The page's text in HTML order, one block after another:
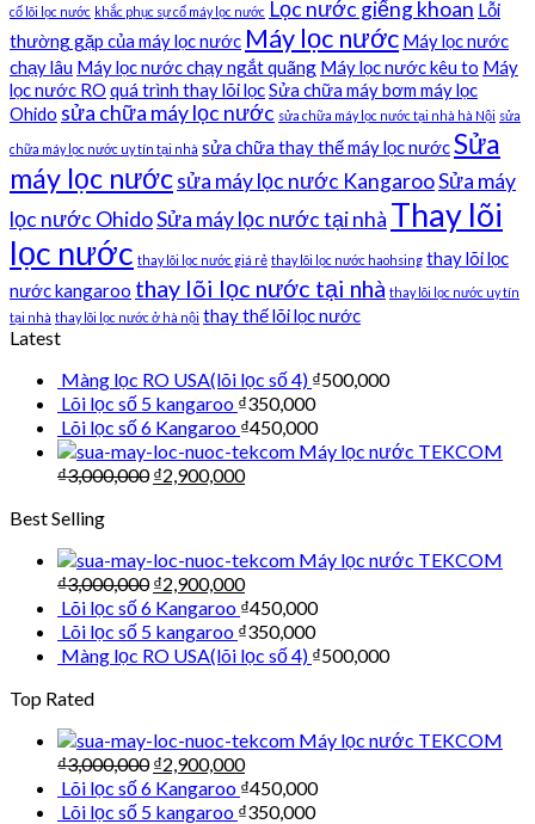
cố lõi lọc nước khắc phục sự cố máy lọc nước Lọc nước giếng khoan Lỗi
thường gặp của máy lọc nước Máy lọc nước Máy lọc nước
chạy lâu Máy lọc nước chạy ngắt quãng Máy lọc nước kêu to Máy
lọc nước RO quá trình thay lõi lọcSửa chữa máy bơm máy lọc
Ohido sửa chữa máy lọc nước sửa chữa máy lọc nước tại nhà hà Nội sửa
chữa máy lọc nước uy tín tại nhà sửa chữa thay thế máy lọc nướcSửa
máy lọc nướcsửa máy lọc nước KangarooSửa máy
lọc nước OhidoSửa máy lọc nước tại nhà Thay lõi
lọc nước thay lõi lọc nước giá rẻ thay lõi lọc nước haohsing thay lõi lọc
nước kangaroo thay lõi lọc nước tại nhà thay lõi lọc nước uy tín
tại nhà thay lõi lọc nước ở hà nội thay thế lõi lọc nước
Latest
Màng lọc RO USA(lõi lọc số 4) ₫500,000
Lõi lọc số 5 kangaroo ₫350,000
Lõi lọc số 6 Kangaroo ₫450,000
Máy lọc nước TEKCOM
₫3,000,000 ₫2,900,000
Best Selling
Máy lọc nước TEKCOM
₫3,000,000 ₫2,900,000
Lõi lọc số 6 Kangaroo ₫450,000
Lõi lọc số 5 kangaroo ₫350,000
Màng lọc RO USA(lõi lọc số 4) ₫500,000
Top Rated
Máy lọc nước TEKCOM
₫3,000,000 ₫2,900,000
Lõi lọc số 6 Kangaroo ₫450,000
Lõi lọc số 5 kangaroo ₫350,000